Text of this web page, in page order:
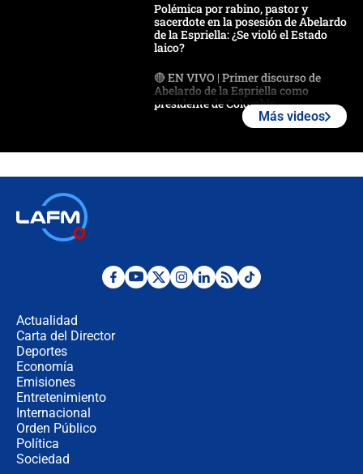
Polémica por rabino, pastor y
sacerdote en la posesión de Abelardo
de la Espriella: ¿Se violó el Estado
laico?
🔴 EN VIVO | Primer discurso de
Abelardo de la Espriella como
presidente de Colombia
Desde dermatitis hasta infecciones:
Más videos
Actualidad
Carta del Director
Deportes
Economía
Emisiones
Entretenimiento
Internacional
Orden Público
Política
Sociedad